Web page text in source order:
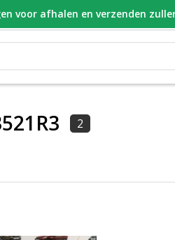
GESPECIALISEERD
2
voor afhalen en verzenden